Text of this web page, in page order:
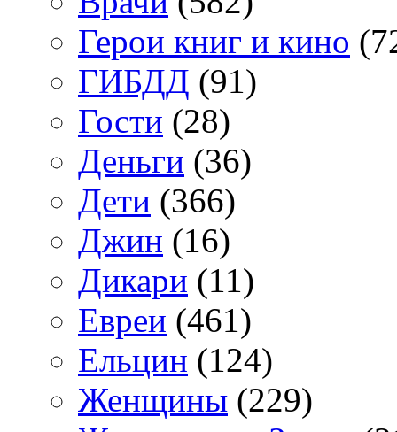
Герои книг и кино
ГИБДД (91)
Гости (28)
Деньги (36)
Дети (366)
Джин (16)
Дикари (11)
Евреи (461)
Ельцин (124)
Женщины (229)